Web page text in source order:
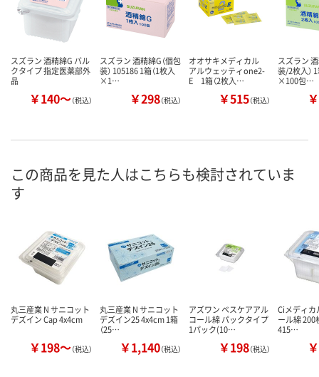
スズラン 酒精綿G バル
クタイプ 指定医薬部外
品
￥140～（税込）
スズラン 酒精綿G（個包
装） 105186 1箱（1枚入
×1…
￥298（税込）
オオサキメディカル
アルウェッティone2-
E 1箱（2枚入…
￥515（税込）
スズラン
装/2枚入）
×100包…
この商品を見た人はこちらも検討されていま
す
丸三産業 N サニコット
デズイン Cap 4x4cm
￥198～（税込）
丸三産業 N サニコット
デズイン25 4x4cm 1箱
（25…
￥1,140（税込）
アズワン ベスケアアル
コール綿 パックタイプ
1パック(10…
￥198（税込）
Ciメディカ
ール綿 200
415…